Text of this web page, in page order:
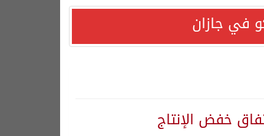
التركية وجمهورية باكستان الإسلامية.
في جازان
خفض الإنتاج